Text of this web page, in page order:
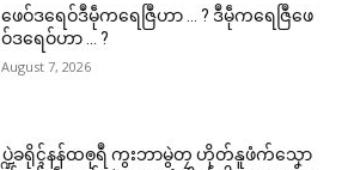
ဖေဝ်ဒရေဝ်ဒဳမဵုကရေဇြဳဟာ … ? ဒဳမဵုကရေဇြဳဖေ
ဝ်ဒရေဝ်ဟာ … ?
August 7, 2026
ပ္ဍဲခရိုၚ်နန်ထၜုရဳ ကွးဘာမွဲတၠ ဟိုတ်နူဖံက်သၞော